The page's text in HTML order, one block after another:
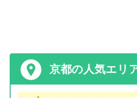
京都の人気エリ